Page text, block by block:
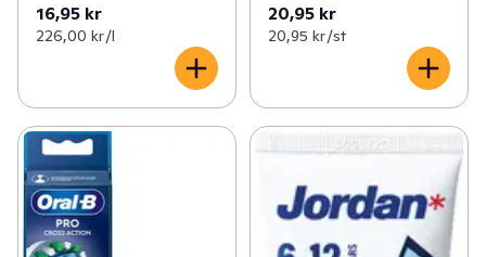
16,95 kr
226,00 kr /l
20,95 kr
20,95 kr /st